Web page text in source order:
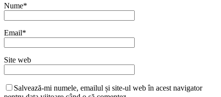
Nume*
Email*
Site web
Salvează-mi numele, emailul și site-ul web în acest navigator